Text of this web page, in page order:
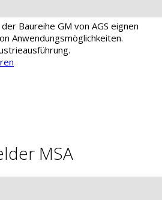
Baureihe GM von AGS eignen
Anwendungsmöglichkeiten.
MSA